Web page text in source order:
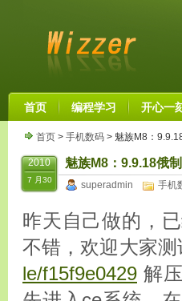
首页 编程学习 开心一
首页 > 手机数码 > 魅族M8：
2010
7 月30
魅族M8：9.9.18俄
superadmin 手机
昨天自己做的，
不错，欢迎大家
le/f15f9e0429 解